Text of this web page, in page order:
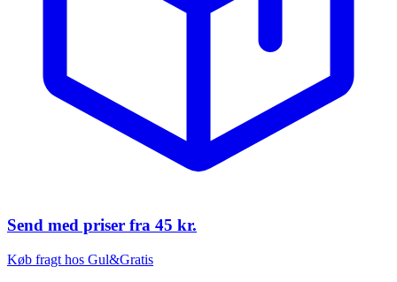
Send med priser fra 45 kr.
Køb fragt hos Gul&Gratis